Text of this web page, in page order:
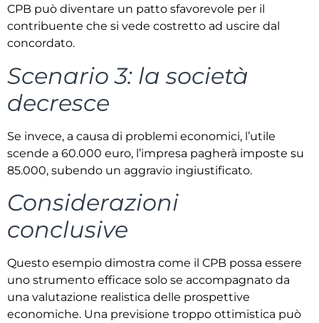
CPB può diventare un patto sfavorevole per il
contribuente che si vede costretto ad uscire dal
concordato.
Scenario 3: la società
decresce
Se invece, a causa di problemi economici, l’utile
scende a 60.000 euro, l’impresa pagherà imposte su
85.000, subendo un aggravio ingiustificato.
Considerazioni
conclusive
Questo esempio dimostra come il CPB possa essere
uno strumento efficace solo se accompagnato da
una valutazione realistica delle prospettive
economiche. Una previsione troppo ottimistica può